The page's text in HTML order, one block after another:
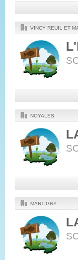
VINCY REUIL ET
NOYALES
MARTIGNY